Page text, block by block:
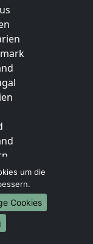
um die
Cookies